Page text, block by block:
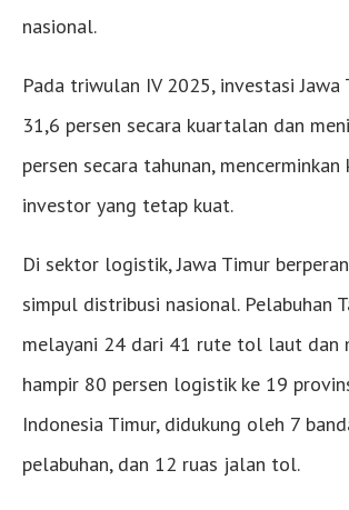
nasional.
Pada triwulan IV 2025, investasi Jawa
31,6 persen secara kuartalan dan
persen secara tahunan, mencerminkan
investor yang tetap kuat.
Di sektor logistik, Jawa Timur
simpul distribusi nasional. Pelabuhan
melayani 24 dari 41 rute tol laut dan
hampir 80 persen logistik ke 19
Indonesia Timur, didukung oleh 7
pelabuhan, dan 12 ruas jalan tol.